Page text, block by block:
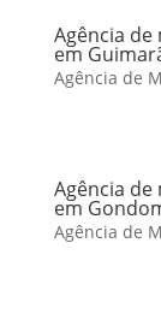
Agência
em
Agência de
Agência
em
Agência de